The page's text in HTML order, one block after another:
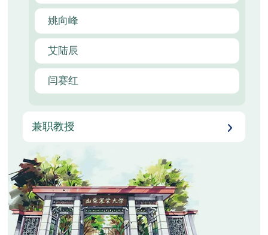
姚向峰
艾陆辰
闫赛红
兼职教授